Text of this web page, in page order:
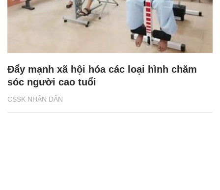
CSSK NHÂN DÂN
Đẩy mạnh xã hội hóa các loại hình chăm
sóc người cao tuổi